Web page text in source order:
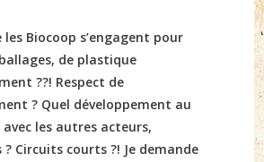
les Biocoop s’engagent pour
de plastique
??! Respect de
? Quel développement au
les autres acteurs,
Circuits courts ?! Je demande